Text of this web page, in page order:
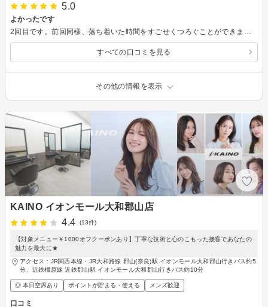
5.0
よかったです
すべての口コミを見る
その他の情報を表示
KAINO イオンモール大和郡山店
4.4
(13件)
【対象メニュー￥1000オフクーポンあり】丁寧な技術と心のこもった接客であなたの
魅力を最大に★
アクセス：JR関西本線・JR大和路線 郡山(奈良)駅 イオンモール大和郡山行きバス約5
分、近鉄橿原線 近鉄郡山駅 イオンモール大和郡山行きバス約10分
◎ 本日空席あり ポイントが貯まる・使える メンズ歓迎
口コミ